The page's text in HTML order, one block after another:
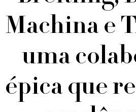
Machina e
uma
épica que